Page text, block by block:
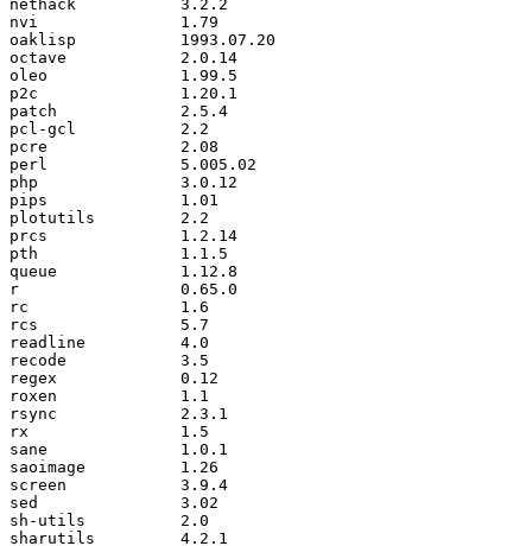
nethack           3.2.2
nvi               1.79
oaklisp           1993.07.20
octave            2.0.14
oleo              1.99.5
p2c               1.20.1
patch             2.5.4
pcl-gcl           2.2
pcre              2.08
perl              5.005.02
php               3.0.12
pips              1.01
plotutils         2.2
prcs              1.2.14
pth               1.1.5
queue             1.12.8
r                 0.65.0
rc                1.6
rcs               5.7
readline          4.0
recode            3.5
regex             0.12
roxen             1.1
rsync             2.3.1
rx                1.5
sane              1.0.1
saoimage          1.26
screen            3.9.4
sed               3.02
sh-utils          2.0
sharutils         4.2.1